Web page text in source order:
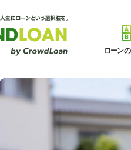
ローン